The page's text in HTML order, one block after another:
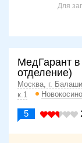
Для
МедГарант
отделение)
Москва, г.
к.1
Новокосино
5